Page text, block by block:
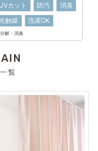
UVカット 防汚
消臭
触媒 洗濯OK
解・消臭
覧